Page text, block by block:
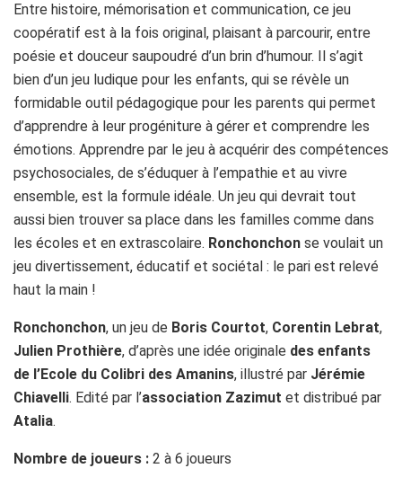
Entre histoire, mémorisation et communication, ce jeu
coopératif est à la fois original, plaisant à parcourir, entre
poésie et douceur saupoudré d’un brin d’humour. Il s’agit
bien d’un jeu ludique pour les enfants, qui se révèle un
formidable outil pédagogique pour les parents qui permet
d’apprendre à leur progéniture à gérer et comprendre les
émotions. Apprendre par le jeu à acquérir des compétences
psychosociales, de s’éduquer à l’empathie et au vivre
ensemble, est la formule idéale. Un jeu qui devrait tout
aussi bien trouver sa place dans les familles comme dans
les écoles et en extrascolaire. Ronchonchon se voulait un
jeu divertissement, éducatif et sociétal : le pari est relevé
haut la main !
Ronchonchon, un jeu de Boris Courtot, Corentin Lebrat,
Julien Prothière, d’après une idée originale des enfants
de l’Ecole du Colibri des Amanins, illustré par Jérémie
Chiavelli. Edité par l’association Zazimut et distribué par
Atalia.
Nombre de joueurs : 2 à 6 joueurs